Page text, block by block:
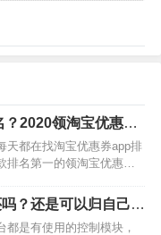
2020领淘宝优惠券
天都在找淘宝优惠券app排
排名第一的领淘宝优惠券
，下面一起来看看吧。
？还是可以归自己所
是有使用的控制模块，